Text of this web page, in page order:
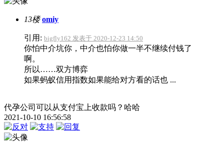
13楼 omiy
引用: bigfly162 发表于 2020-12-23 14:50
你怕中介坑你，中介也怕你做一半不继续付钱了
啊。
所以……双方博弈
如果蚂蚁信用指数如果能给对方看的话也 ...
代孕公司可以从支付宝上收款吗？哈哈
2021-10-10 16:56:58